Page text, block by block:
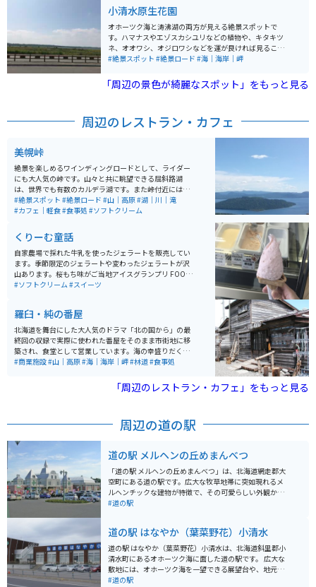
に木が7本生えているのがとても綺麗です。 また、冬に
は雪が一面を覆い、真っ白な大地と青い空のコントラス
トが印象的です。丘の頂上付近には木々が点在し、その
シルエットが夕焼け時には幻想的な雰囲気を醸し出しま
す。近くに道の駅もあるので、休憩にもちょうど良いス
小清水原生花園
オホーツク海と涛沸湖の両方が見える絶景スポットで
す。ハマナスやエゾスカシユリなどの植物や、キタキツ
ネ、オオワシ、オジロワシなどを運が良ければ見ること
ができます。晴れていれば斜里岳や藻琴山も望むことが
#絶景スポット #絶景ロード #海｜海岸｜岬
「周辺の景色が綺麗なスポット」をもっと見る
周辺のレストラン・カフェ
美幌峠
絶景を楽しめるワインディングロードとして、ライダー
にも大人気の峠です。山々と共に眺望できる屈斜路湖
は、世界でも有数のカルデラ湖です。また峠付近には、
北海道では珍しいヘアピンカーブの場所もあり、直線だ
けでない走りを楽しむ事もできます。辿り着いた峠から
#絶景スポット #絶景ロード #山｜高原#湖｜川｜滝
#カフェ｜軽食#食事処 #ソフトクリーム
くりーむ童話
自家農場で採れた牛乳を使ったジェラートを販売してい
ます。季節限定のジェラートや変わったジェラートが沢
山あります。桜もち味がご当地アイスグランプリ FOOD
EX JAPAN 2012 最高金賞受賞を取っています。
#ソフトクリーム #スイーツ
羅臼・純の番屋
北海道を舞台にした大人気のドラマ「北の国から」の最
終回の収録で実際に使われた番屋をそのまま市街地に移
築され、食堂として営業しています。海の幸盛りだくさ
んのメニューは、観光客や地元の人たちにも人気です。
#商業施設#山｜高原#海｜海岸｜岬#林道#食事処
「周辺のレストラン・カフェ」をもっと見る
周辺の道の駅
道の駅 メルヘンの丘めまんべつ
「道の駅 メルヘンの丘めまんべつ」は、北海道網走郡大
空町にある道の駅です。広大な牧草地帯に突如現れるメ
ルヘンチックな建物が特徴で、その可愛らしい外観から
写真撮影スポットとしても人気があります。 施設内に
は、網走管内産の小麦を使ったパンや、地元産の牛乳を
使ったソフトクリームなどが人気です。売店では、大空
町の特産品であるハスカップを使ったお菓子や、地元産
の野菜などが販売されています。 バイクで訪れる場合、
道の駅の正面に広々とした駐車場があり、休憩場所とし
#道の駅
道の駅 はなやか（葉菜野花）小清水
道の駅 はなやか（葉菜野花）小清水は、北海道斜里郡小
清水町にあるオホーツク海に面した道の駅です。 広大な
敷地には、オホーツク海を一望できる展望台や、地元の
新鮮な農産物を販売する直売所、レストランなどがあり
#道の駅